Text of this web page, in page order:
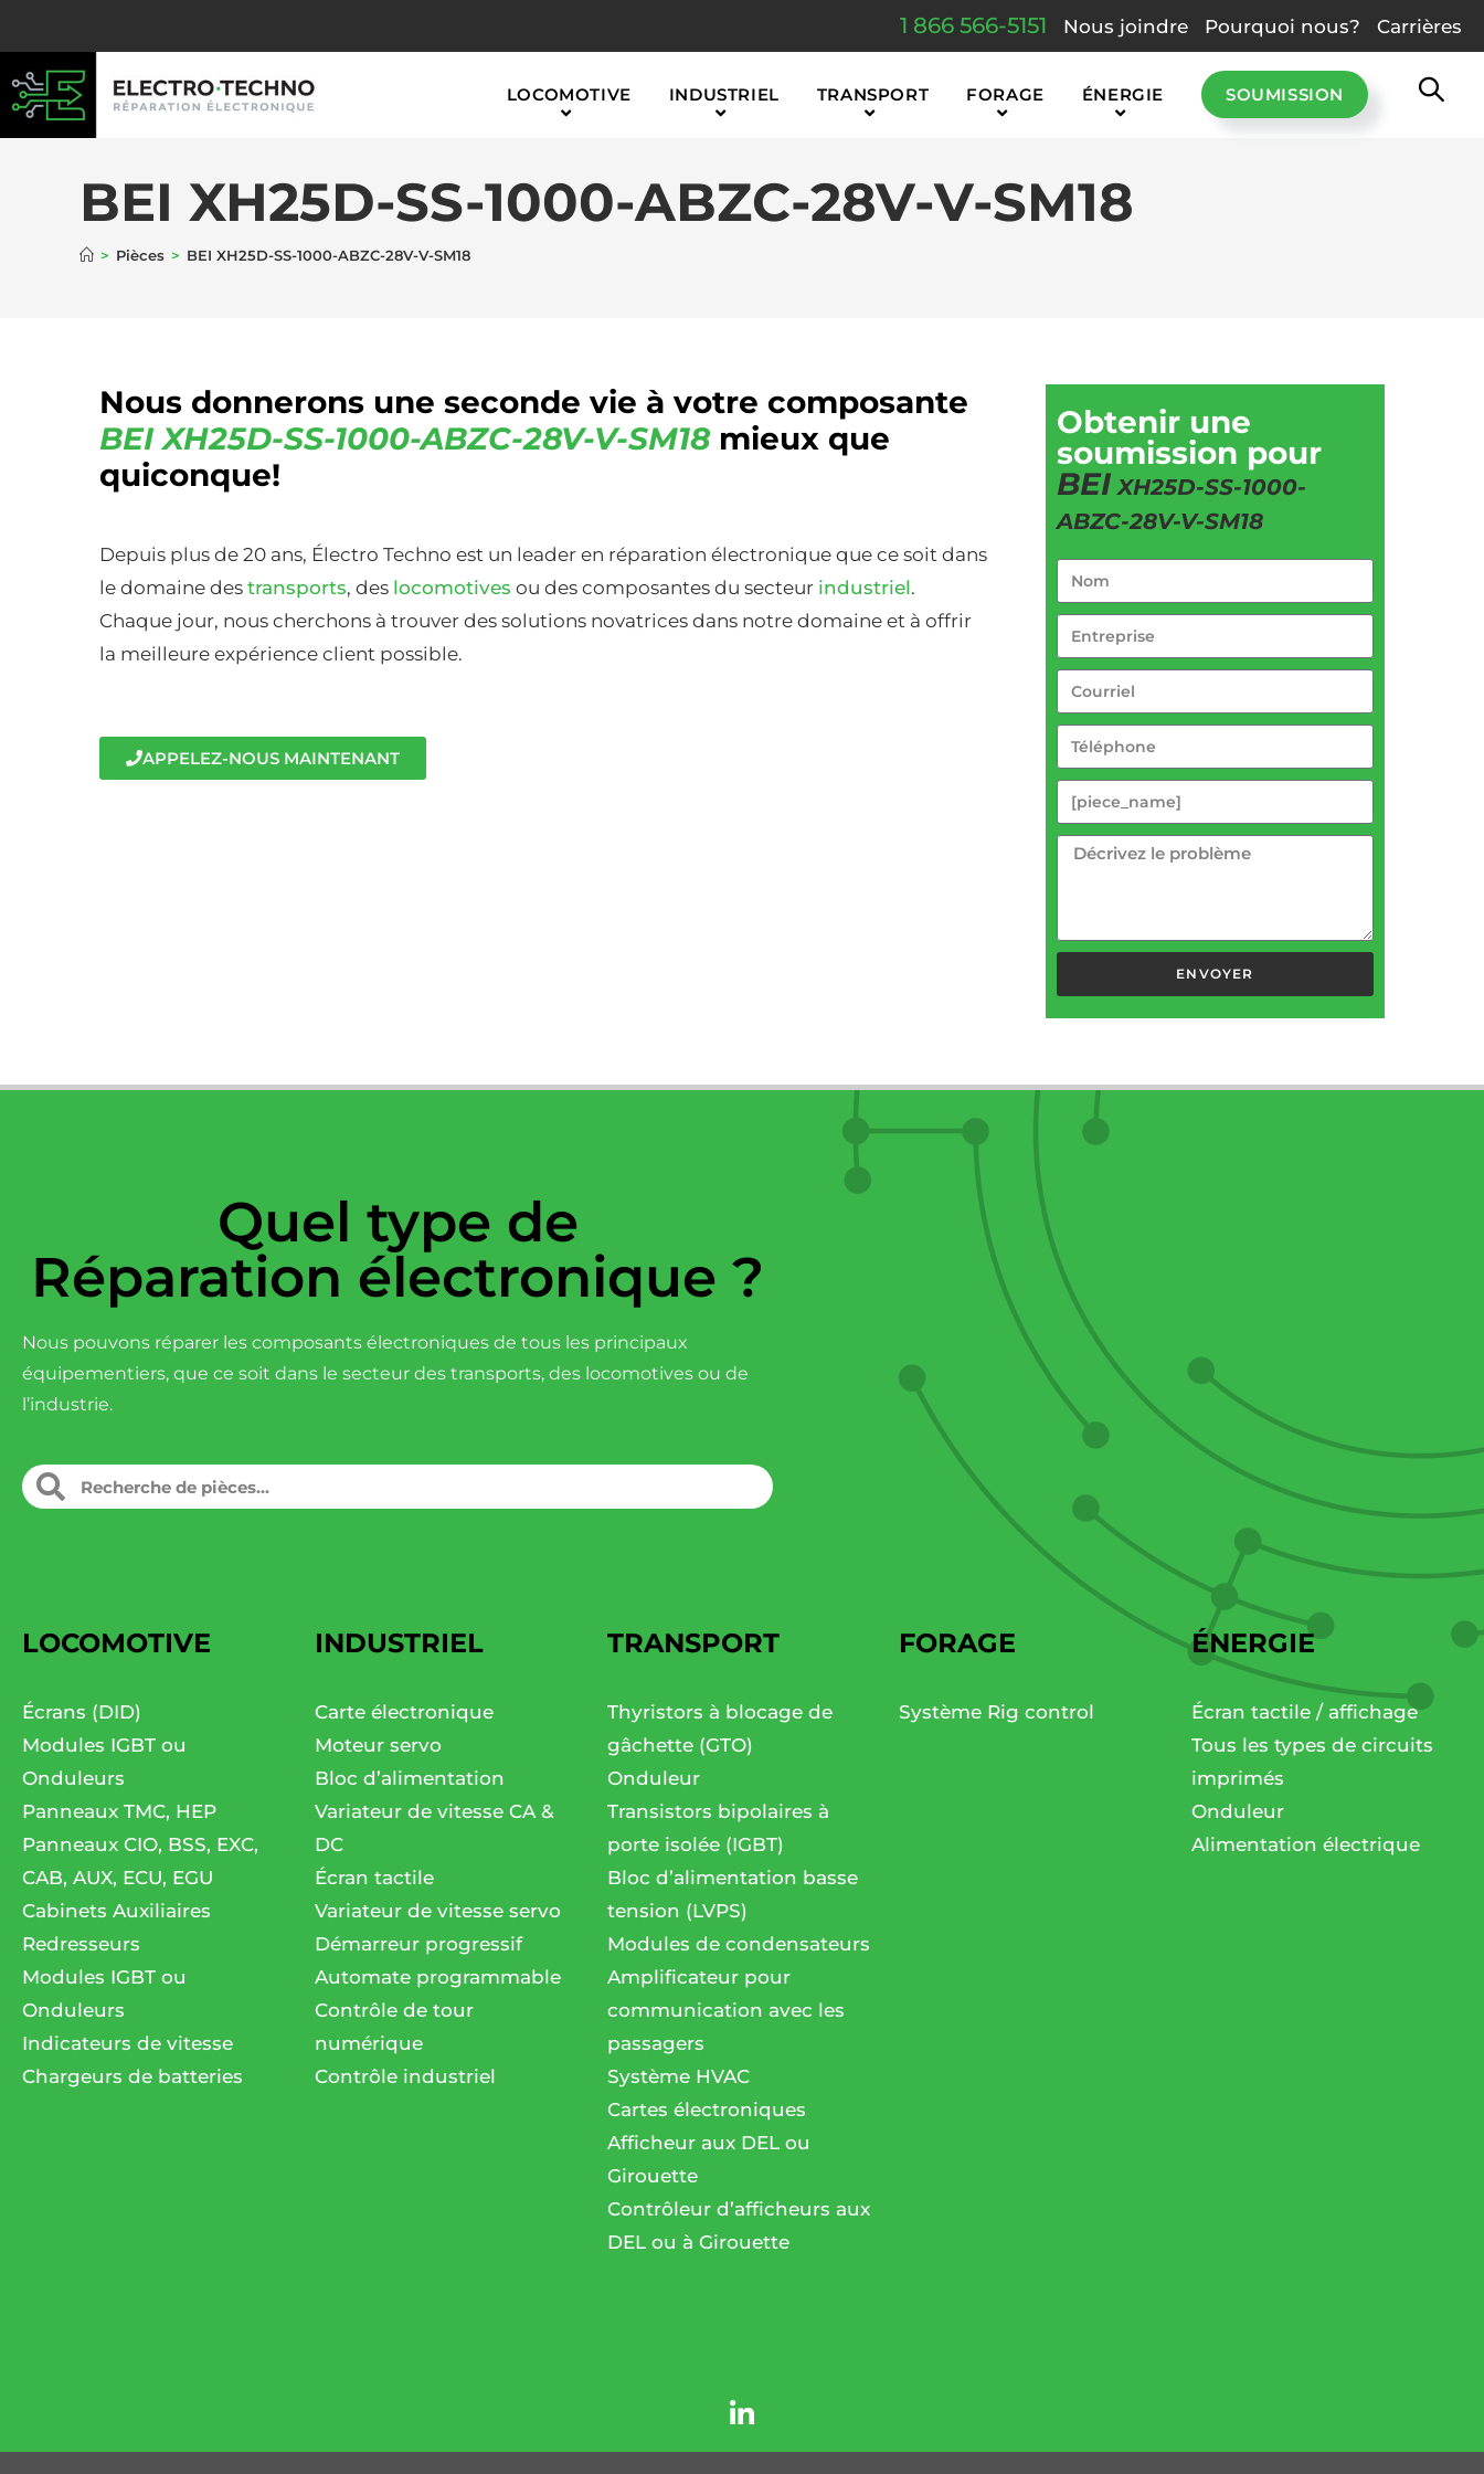
1 866 566-5151 Nous joindre Pourquoi nous? Carrières
LOCOMOTIVE INDUSTRIEL TRANSPORT FORAGE ÉNERGIE SOUMISSION
BEI XH25D-SS-1000-ABZC-28V-V-SM18
> Pièces > BEI XH25D-SS-1000-ABZC-28V-V-SM18
Nous donnerons une seconde vie à votre composante
BEIXH25D-SS-1000-ABZC-28V-V-SM18 mieux que
quiconque!
Depuis plus de 20 ans, Électro Techno est un leader en réparation électronique que ce soit dans
le domaine des transports, des locomotives ou des composantes du secteur industriel.
Chaque jour, nous cherchons à trouver des solutions novatrices dans notre domaine et à offrir
la meilleure expérience client possible.
APPELEZ-NOUS MAINTENANT
Obtenir une
soumission pour
BEIXH25D-SS-1000-
ABZC-28V-V-SM18
ENVOYER
Quel type de
Réparation électronique ?
Nous pouvons réparer les composants électroniques de tous les principaux
équipementiers, que ce soit dans le secteur des transports, des locomotives ou de
l’industrie.
LOCOMOTIVE
Écrans (DID)
Modules IGBT ou
Onduleurs
Panneaux TMC, HEP
Panneaux CIO, BSS, EXC,
CAB, AUX, ECU, EGU
Cabinets Auxiliaires
Redresseurs
Modules IGBT ou
Onduleurs
Indicateurs de vitesse
Chargeurs de batteries
INDUSTRIEL
Carte électronique
Moteur servo
Bloc d’alimentation
Variateur de vitesse CA &
DC
Écran tactile
Variateur de vitesse servo
Démarreur progressif
Automate programmable
Contrôle de tour
numérique
Contrôle industriel
TRANSPORT
Thyristors à blocage de
gâchette (GTO)
Onduleur
Transistors bipolaires à
porte isolée (IGBT)
Bloc d’alimentation basse
tension (LVPS)
Modules de condensateurs
Amplificateur pour
communication avec les
passagers
Système HVAC
Cartes électroniques
Afficheur aux DEL ou
Girouette
Contrôleur d’afficheurs aux
DEL ou à Girouette
FORAGE
Système Rig control
ÉNERGIE
Écran tactile / affichage
Tous les types de circuits
imprimés
Onduleur
Alimentation électrique